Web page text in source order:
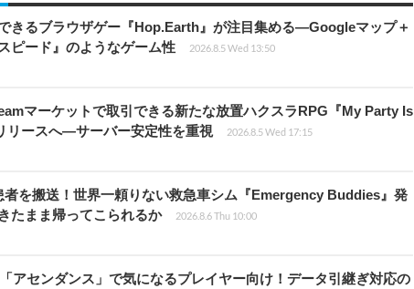
きるブラウザゲー『Hop.Earth』が注目集める―Googleマップ＋
ピード』のようなゲーム性
2026.8.5 Wed 13:50
マーケットで取引できる新たな放置ハクスラRPG『My Party Is
リースへ―サーバー安定性を重視
2026.8.5 Wed 17:15
者を搬送！世界一頼りない救急車シム『Emergency Buddies』発
たまま帰ってこられるか
2026.8.6 Thu 10:00
アセンダンス」で気になるプレイヤー向け！データ引継ぎ対応の